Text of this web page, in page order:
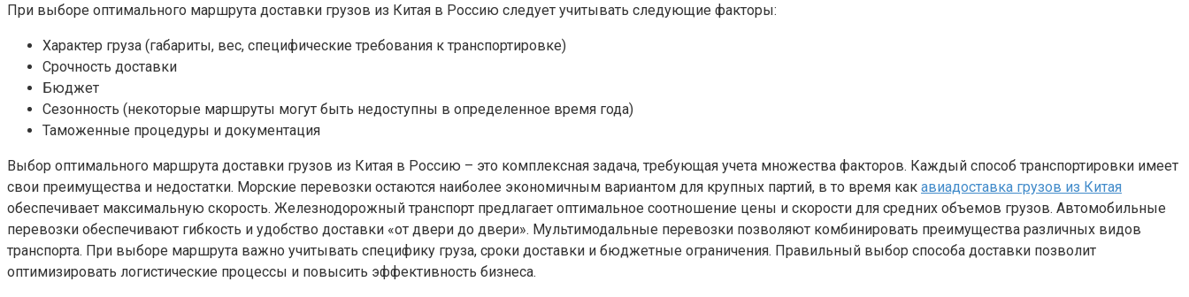
При выборе оптимального маршрута доставки грузов из Китая в Россию следует учитывать следующие факторы:
Характер груза (габариты, вес, специфические требования к транспортировке)
Срочность доставки
Бюджет
Сезонность (некоторые маршруты могут быть недоступны в определенное время года)
Таможенные процедуры и документация
Выбор оптимального маршрута доставки грузов из Китая в Россию – это комплексная задача, требующая учета множества факторов. Каждый способ транспортировки имеет
свои преимущества и недостатки. Морские перевозки остаются наиболее экономичным вариантом для крупных партий, в то время как авиадоставка грузов из Китая
обеспечивает максимальную скорость. Железнодорожный транспорт предлагает оптимальное соотношение цены и скорости для средних объемов грузов. Автомобильные
перевозки обеспечивают гибкость и удобство доставки «от двери до двери». Мультимодальные перевозки позволяют комбинировать преимущества различных видов
транспорта. При выборе маршрута важно учитывать специфику груза, сроки доставки и бюджетные ограничения. Правильный выбор способа доставки позволит
оптимизировать логистические процессы и повысить эффективность бизнеса.